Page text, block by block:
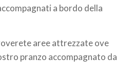
a bordo della
aree attrezzate ove
pranzo accompagnato da